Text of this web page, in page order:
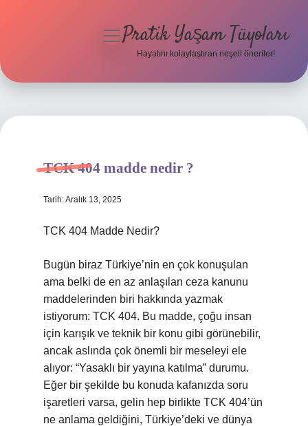
Hakkımızda
menüyü
Pratik Yaşam Tüyoları
Hayatını kolaylaştıran neşeli öneriler!
TCK 404 madde nedir ?
Tarih: Aralık 13, 2025
TCK 404 Madde Nedir?
Bugün biraz Türkiye’nin en çok konuşulan
ama belki de en az anlaşılan ceza kanunu
maddelerinden biri hakkında yazmak
istiyorum: TCK 404. Bu madde, çoğu insan
için karışık ve teknik bir konu gibi görünebilir,
ancak aslında çok önemli bir meseleyi ele
alıyor: “Yasaklı bir yayına katılma” durumu.
Eğer bir şekilde bu konuda kafanızda soru
işaretleri varsa, gelin hep birlikte TCK 404’ün
ne anlama geldiğini, Türkiye’deki ve dünya